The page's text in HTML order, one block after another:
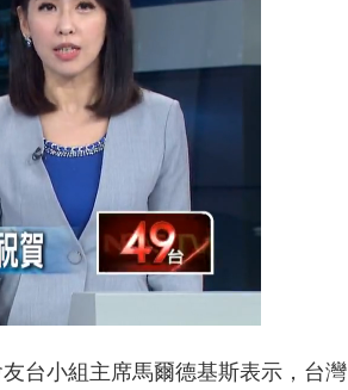
台小組主席馬爾德基斯表示，台灣